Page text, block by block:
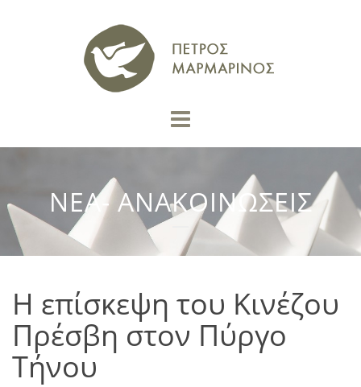
ΝΕΑ- ΑΝΑΚΟΙΝΩΣΕΙΣ
Η επίσκεψη του Κινέζου
Πρέσβη στον Πύργο
Τήνου